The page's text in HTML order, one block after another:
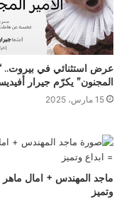
عرض استثنائي في بيروت..
المجنون” يكرّم جيرار
15 مارس، 2025
ماجد المهندس + امال ماهر
وتميز